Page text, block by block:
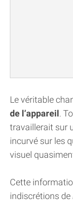
Le véritable
de l’appareil.
travaillerait sur
incurvé sur les
visuel
Cette
indiscrétions de